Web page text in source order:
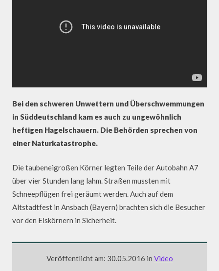
Bei den schweren Unwettern und Überschwemmungen
in Süddeutschland kam es auch zu ungewöhnlich
heftigen Hagelschauern. Die Behörden sprechen von
einer Naturkatastrophe.
Die taubeneigroßen Körner legten Teile der Autobahn A7
über vier Stunden lang lahm. Straßen mussten mit
Schneepflügen frei geräumt werden. Auch auf dem
Altstadtfest in Ansbach (Bayern) brachten sich die Besucher
vor den Eiskörnern in Sicherheit.
Veröffentlicht am: 30.05.2016 in Video